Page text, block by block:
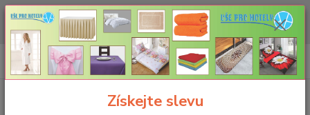
CHCETE NAKOUPIT VĚTŠÍ MNOŽSTVÍ NAŠICH PRODUKTŮ ZA LEPŠÍ
CENU? Klikněte ZDE
CZK
+420 773 794 023
Pondělí-pátek 9-16 hodin
0ks
za0 Kč
Získejte slevu